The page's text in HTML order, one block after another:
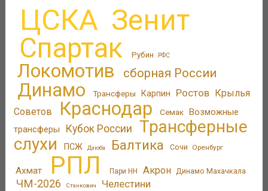
ЦСКА Зенит
Спартак Рубин РФС
Локомотив сборная России
Динамо Трансферы Карпин Ростов
Крылья
Советов
Краснодар Семак Возможные
трансферы
Кубок России
Трансферные
слухи
ПСЖ Дзюба Балтика Сочи Оренбург
Ахмат РПЛ Пари НН Акрон Динамо Махачкала
ЧМ-2026 Станкович Челестини